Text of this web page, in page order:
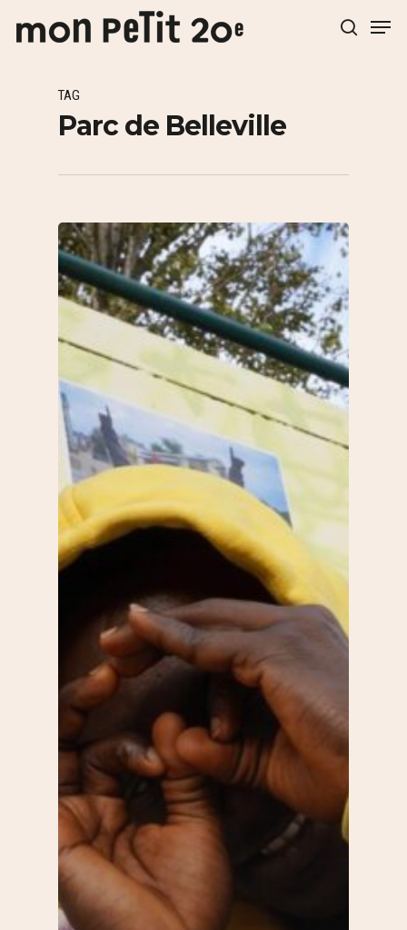
Hit enter to search or ESC to close
TAG
Parc de Belleville